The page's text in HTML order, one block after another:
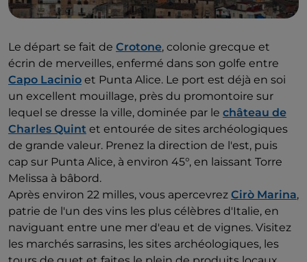
Le départ se fait de Crotone, colonie grecque et
écrin de merveilles, enfermé dans son golfe entre
Capo Lacinio et Punta Alice. Le port est déjà en soi
un excellent mouillage, près du promontoire sur
lequel se dresse la ville, dominée par le château de
Charles Quint et entourée de sites archéologiques
de grande valeur. Prenez la direction de l'est, puis
cap sur Punta Alice, à environ 45°, en laissant Torre
Melissa à bâbord.
Après environ 22 milles, vous apercevrez Cirò Marina,
patrie de l'un des vins les plus célèbres d'Italie, en
naviguant entre une mer d'eau et de vignes. Visitez
les marchés sarrasins, les sites archéologiques, les